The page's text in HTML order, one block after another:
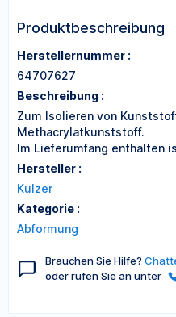
Produktbeschreibung
Herstellernummer :
64707627
Beschreibung :
Zum Isolieren von
Methacrylatkunststoff.
Im Lieferumfang enthalten
Hersteller :
Kulzer
Kategorie :
Abformung
Brauchen Sie Hilfe?
oder rufen Sie an unter